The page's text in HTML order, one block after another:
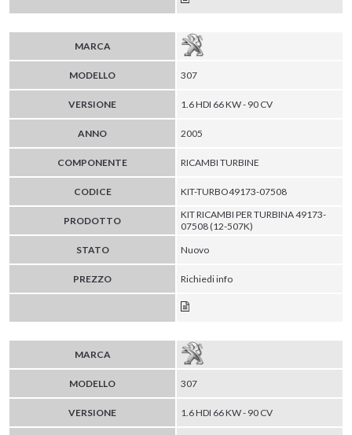
MARCA
MODELLO 307
VERSIONE 1.6 HDI 66 KW - 90 CV
ANNO 2005
COMPONENTE RICAMBI TURBINE
CODICE KIT-TURBO49173-07508
PRODOTTO
KIT RICAMBI PER TURBINA 49173-
07508 (12-507K)
STATO
Nuovo
PREZZO Richiedi info
MARCA
MODELLO 307
VERSIONE 1.6 HDI 66 KW - 90 CV